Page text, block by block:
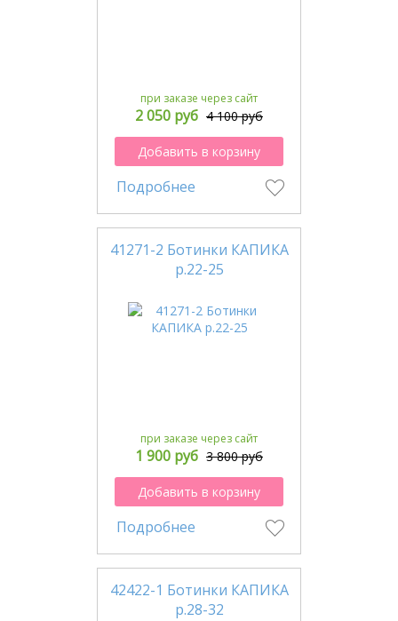
при заказе через сайт
2 050 руб 4 100 руб
Добавить в корзину
Подробнее
41271-2 Ботинки КАПИКА
р.22-25
при заказе через сайт
1 900 руб 3 800 руб
Добавить в корзину
Подробнее
42422-1 Ботинки КАПИКА
р.28-32